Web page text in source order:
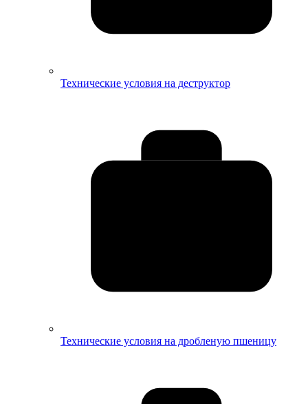
Технические условия на деструктор
Технические условия на дробленую пшеницу